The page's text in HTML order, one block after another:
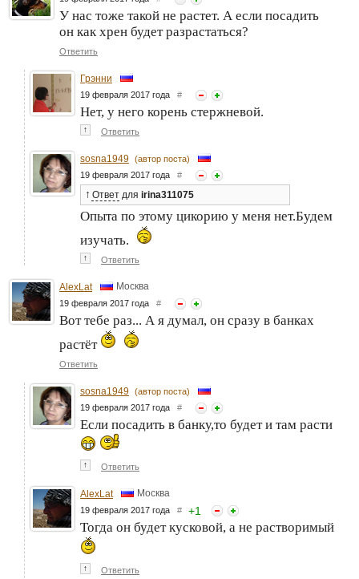
У нас тоже такой не растет. А если посадить
он как хрен будет разрастаться?
Ответить
Грэнни
19 февраля 2017 года #
Нет, у него корень стержневой.
↑ Ответить
sosna1949 (автор поста)
19 февраля 2017 года #
↑ Ответ для irina311075
Опыта по этому цикорию у меня нет.Будем
изучать.
↑ Ответить
AlexLat Москва
19 февраля 2017 года #
Вот тебе раз... А я думал, он сразу в банках
растёт
Ответить
sosna1949 (автор поста)
19 февраля 2017 года #
Если посадить в банку,то будет и там расти
↑ Ответить
AlexLat Москва
19 февраля 2017 года # +1
Тогда он будет кусковой, а не растворимый
↑ Ответить